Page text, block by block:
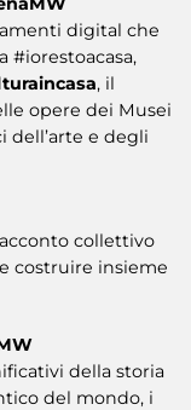
digital che
#iorestoacasa,
, il
opere dei Musei
dell’arte e degli
collettivo
costruire insieme
della storia
del mondo, i